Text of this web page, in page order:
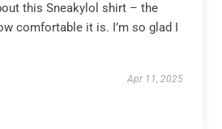
this Sneakylol shirt – the
comfortable it is. I’m so glad I
Apr 11, 2025